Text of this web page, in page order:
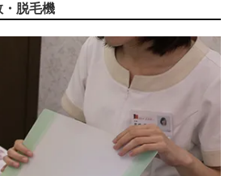
・脱毛機